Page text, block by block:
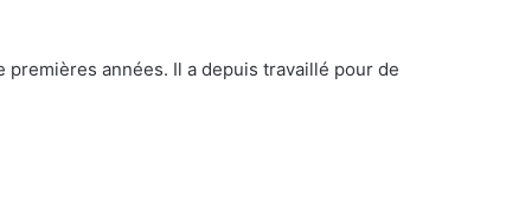
années. Il a depuis travaillé pour de